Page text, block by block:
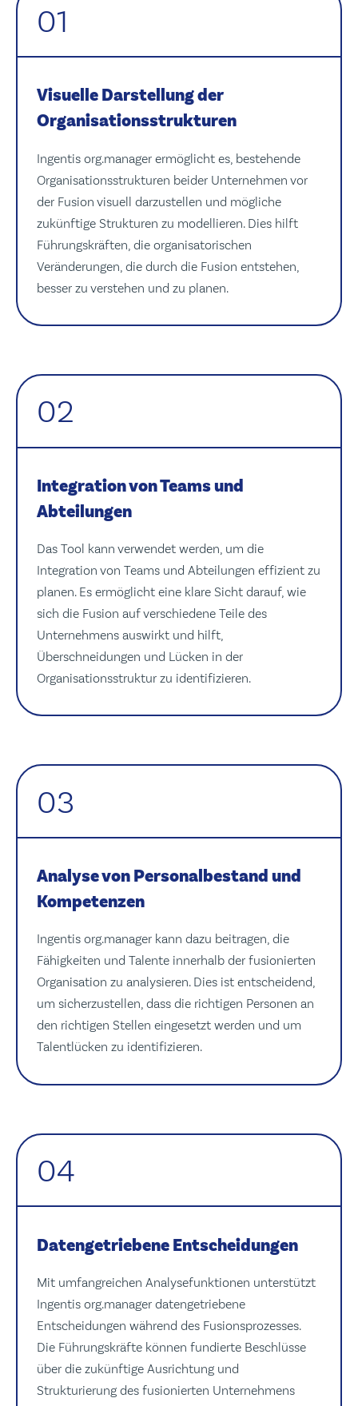
01
Visuelle Darstellung der
Organisationsstrukturen
Ingentis org.manager ermöglicht es, bestehende
Organisationsstrukturen beider Unternehmen vor
der Fusion visuell darzustellen und mögliche
zukünftige Strukturen zu modellieren. Dies hilft
Führungskräften, die organisatorischen
Veränderungen, die durch die Fusion entstehen,
besser zu verstehen und zu planen.
02
Integration von Teams und
Abteilungen
Das Tool kann verwendet werden, um die
Integration von Teams und Abteilungen effizient zu
planen. Es ermöglicht eine klare Sicht darauf, wie
sich die Fusion auf verschiedene Teile des
Unternehmens auswirkt und hilft,
Überschneidungen und Lücken in der
Organisationsstruktur zu identifizieren.
03
Analyse von Personalbestand und
Kompetenzen
Ingentis org.manager kann dazu beitragen, die
Fähigkeiten und Talente innerhalb der fusionierten
Organisation zu analysieren. Dies ist entscheidend,
um sicherzustellen, dass die richtigen Personen an
den richtigen Stellen eingesetzt werden und um
Talentlücken zu identifizieren.
04
Datengetriebene Entscheidungen
Mit umfangreichen Analysefunktionen unterstützt
Ingentis org.manager datengetriebene
Entscheidungen während des Fusionsprozesses.
Die Führungskräfte können fundierte Beschlüsse
über die zukünftige Ausrichtung und
Strukturierung des fusionierten Unternehmens